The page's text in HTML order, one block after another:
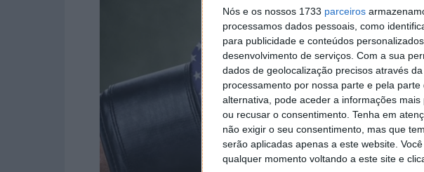
Nós e os nossos 1733 parceiros
processamos dados pessoais, como
para publicidade e conteúdos
desenvolvimento de serviços. Com a sua
dados de geolocalização precisos através
processamento por nossa parte e pela
alternativa, pode aceder a informações
ou recusar o consentimento. Tenha em
não exigir o seu consentimento, mas que
serão aplicadas apenas a este website.
qualquer momento voltando a este site e